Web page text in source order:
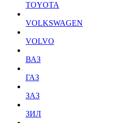
TOYOTA
VOLKSWAGEN
VOLVO
ВАЗ
ГАЗ
ЗАЗ
ЗИЛ